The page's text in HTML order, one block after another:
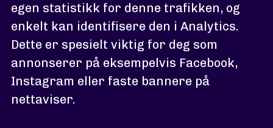
egen statistikk for denne trafikken, og
enkelt kan identifisere den i Analytics.
Dette er spesielt viktig for deg som
annonserer på eksempelvis Facebook,
Instagram eller faste bannere på
nettaviser.